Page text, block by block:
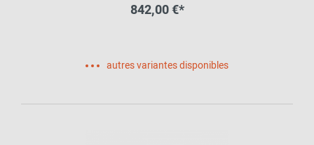
842,00 €*
autres variantes disponibles